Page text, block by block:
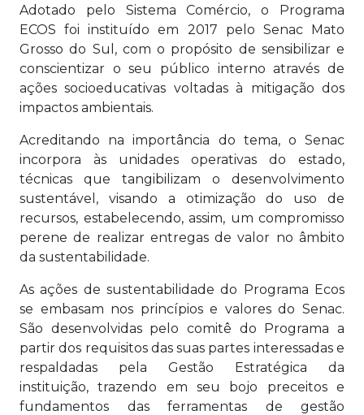
Adotado pelo Sistema Comércio, o Programa
ECOS foi instituído em 2017 pelo Senac Mato
Grosso do Sul, com o propósito de sensibilizar e
conscientizar o seu público interno através de
ações socioeducativas voltadas à mitigação dos
impactos ambientais.
Acreditando na importância do tema, o Senac
incorpora às unidades operativas do estado,
técnicas que tangibilizam o desenvolvimento
sustentável, visando a otimização do uso de
recursos, estabelecendo, assim, um compromisso
perene de realizar entregas de valor no âmbito
da sustentabilidade.
As ações de sustentabilidade do Programa Ecos
se embasam nos princípios e valores do Senac.
São desenvolvidas pelo comitê do Programa a
partir dos requisitos das suas partes interessadas e
respaldadas pela Gestão Estratégica da
instituição, trazendo em seu bojo preceitos e
fundamentos das ferramentas de gestão